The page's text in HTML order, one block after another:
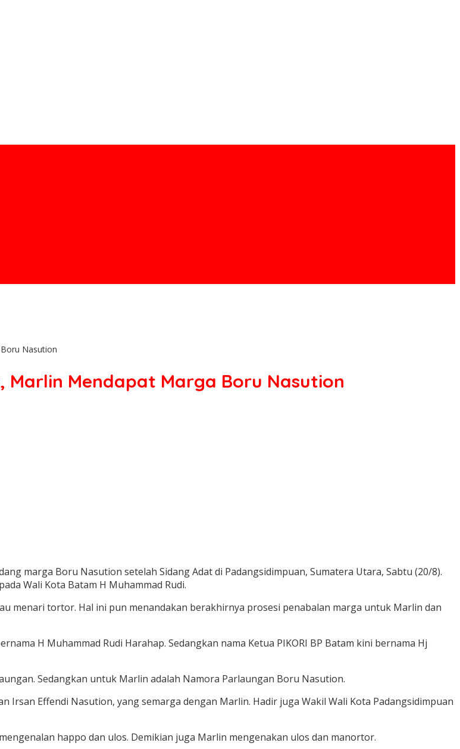
Nasution
Marlin Mendapat Marga Boru Nasution
marga Boru Nasution setelah Sidang Adat di Padangsidimpuan, Sumatera Utara, Sabtu (20/8).
Wali Kota Batam H Muhammad Rudi.
menari tortor. Hal ini pun menandakan berakhirnya prosesi penabalan marga untuk Marlin dan
H Muhammad Rudi Harahap. Sedangkan nama Ketua PIKORI BP Batam kini bernama Hj
Sedangkan untuk Marlin adalah Namora Parlaungan Boru Nasution.
Irsan Effendi Nasution, yang semarga dengan Marlin. Hadir juga Wakil Wali Kota Padangsidimpuan
happo dan ulos. Demikian juga Marlin mengenakan ulos dan manortor.